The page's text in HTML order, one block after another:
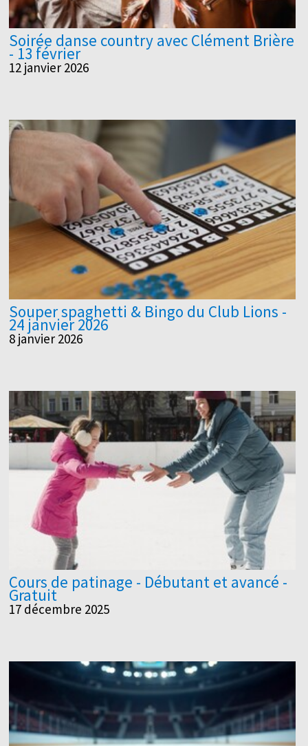
Soirée danse country avec Clément Brière
- 13 février
12 janvier 2026
Souper spaghetti & Bingo du Club Lions -
24 janvier 2026
8 janvier 2026
Cours de patinage - Débutant et avancé -
Gratuit
17 décembre 2025